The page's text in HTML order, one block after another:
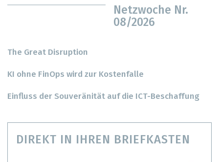
Netzwoche Nr.
08/2026
The Great Disruption
KI ohne FinOps wird zur Kostenfalle
Einfluss der Souveränität auf die ICT-Beschaffung
DIREKT IN IHREN BRIEFKASTEN